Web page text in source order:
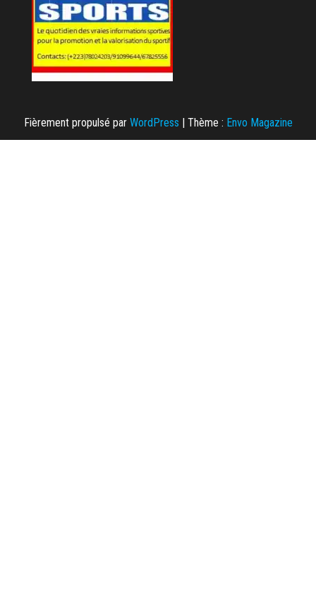
Fièrement propulsé par WordPress | Thème : Envo Magazine